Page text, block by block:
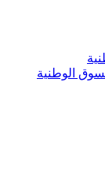
الوطنية